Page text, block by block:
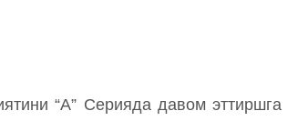
“А” Серияда давом эттиршга